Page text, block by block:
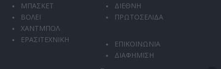
ΜΠΑΣΚΕΤ
ΒΟΛΕΪ
ΧΑΝΤΜΠΟΛ
ΕΡΑΣΙΤΕΧΝΙΚΗ
ΔΙΕΘΝΗ
ΠΡΩΤΟΣΕΛΙΔΑ
ΕΠΙΚΟΙΝΩΝΙΑ
ΔΙΑΦΗΜΙΣΗ